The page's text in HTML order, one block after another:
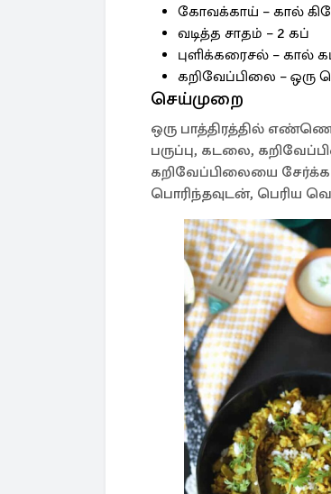
கோவக்காய் – கால்
வடித்த சாதம் – 2 கப்
புளிக்கரைசல் – கால்
கறிவேப்பிலை – ஒரு
செய்முறை
ஒரு பாத்திரத்தில்
பருப்பு, கடலை,
கறிவேப்பிலையை
பொரிந்தவுடன், பெரிய